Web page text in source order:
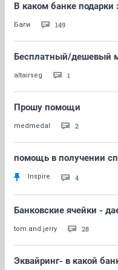
В каком банке подарки
Баги 149
Бесплатный/дешевый
altairseg 1
Прошу помощи
medmedal 2
помощь в получении
Inspire 4
Банковские ячейки -
tom.and.jerry 28
Эквайринг- в какой